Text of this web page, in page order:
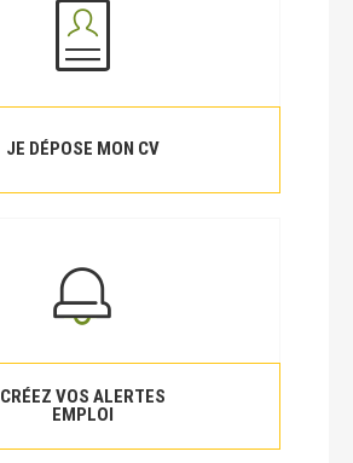
JE DÉPOSE MON CV
CRÉEZ VOS ALERTES
EMPLOI